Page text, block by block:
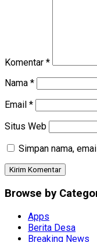
Komentar *
Nama *
Email *
Situs Web
Simpan nama,
Browse by
Apps
Berita Desa
Breaking News